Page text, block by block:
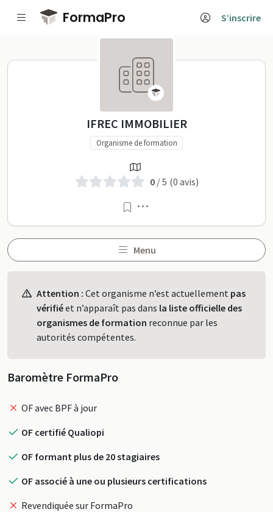
Passer au contenu principal
FormaPro S’inscrire
IFREC IMMOBILIER sur
IFREC IMMOBILIER
Organisme de formation
0/ 5 (0 avis)
Menu
Attention : Cet organisme n’est actuellement pas
vérifiéet n’apparaît pas dans la liste officielle des
organismes de formation reconnue par les
autorités compétentes.
Baromètre FormaPro
OF avec BPF à jour
OF certifié Qualiopi
OF formant plus de 20 stagiaires
OF associé à une ou plusieurs certifications
Revendiquée sur FormaPro